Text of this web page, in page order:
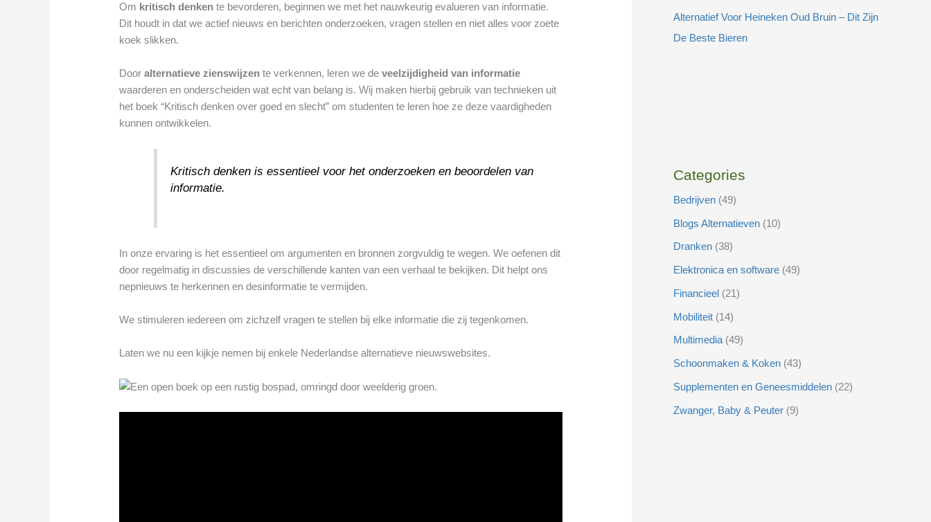
Om kritisch denken te bevorderen, beginnen we met het nauwkeurig evalueren van informatie.
Dit houdt in dat we actief nieuws en berichten onderzoeken, vragen stellen en niet alles voor zoete
koek slikken.
Dooralternatieve zienswijzen te verkennen, leren we deveelzijdigheid van informatie
waarderen en onderscheiden wat echt van belang is. Wij maken hierbij gebruik van technieken uit
het boek “Kritisch denken over goed en slecht” om studenten te leren hoe ze deze vaardigheden
kunnen ontwikkelen.
Kritisch denken is essentieel voor het onderzoeken en beoordelen van
informatie.
In onze ervaring is het essentieel om argumenten en bronnen zorgvuldig te wegen. We oefenen dit
door regelmatig in discussies de verschillende kanten van een verhaal te bekijken. Dit helpt ons
nepnieuws te herkennen en desinformatie te vermijden.
We stimuleren iedereen om zichzelf vragen te stellen bij elke informatie die zij tegenkomen.
Laten we nu een kijkje nemen bij enkele Nederlandse alternatieve nieuwswebsites.
Alternatief Voor Heineken Oud Bruin – Dit Zijn
De Beste Bieren
Categories
Bedrijven (49)
Blogs Alternatieven (10)
Dranken (38)
Elektronica en software (49)
Financieel (21)
Mobiliteit (14)
Multimedia (49)
Schoonmaken & Koken (43)
Supplementen en Geneesmiddelen (22)
Zwanger, Baby & Peuter (9)